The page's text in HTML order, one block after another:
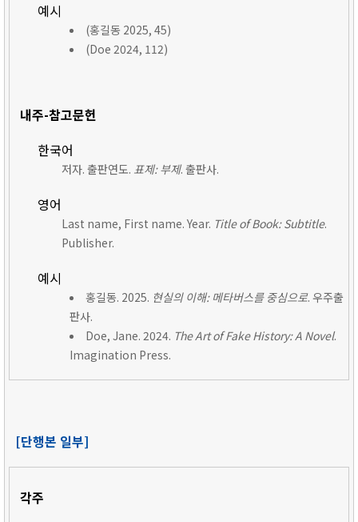
예시
(홍길동 2025, 45)
(Doe 2024, 112)
내주-참고문헌
한국어
저자. 출판연도. 표제: 부제. 출판사.
영어
Last name, First name. Year. Title of Book: Subtitle.
Publisher.
예시
홍길동. 2025. 현실의 이해: 메타버스를 중심으로. 우주출
판사.
Doe, Jane. 2024. The Art of Fake History: A Novel.
Imagination Press.
[단행본 일부]
각주